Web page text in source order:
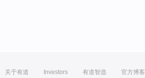
关于有道 Investors 有道智选 官方博客